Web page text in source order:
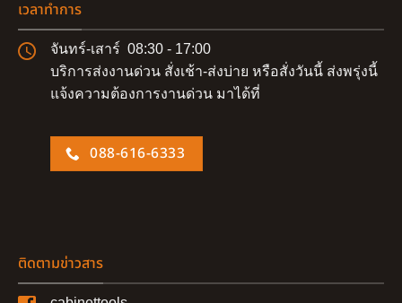
เวลาทำการ
จันทร์-เสาร์ 08:30 - 17:00
บริการส่งงานด่วน สั่งเช้า-ส่งบ่าย หรือสั่งวันนี้ ส่งพรุ่งนี้
แจ้งความต้องการงานด่วน มาได้ที่
088-616-6333
ติดตามข่าวสาร